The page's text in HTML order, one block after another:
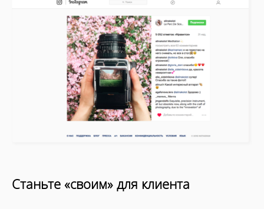
Станьте «своим» для клиента